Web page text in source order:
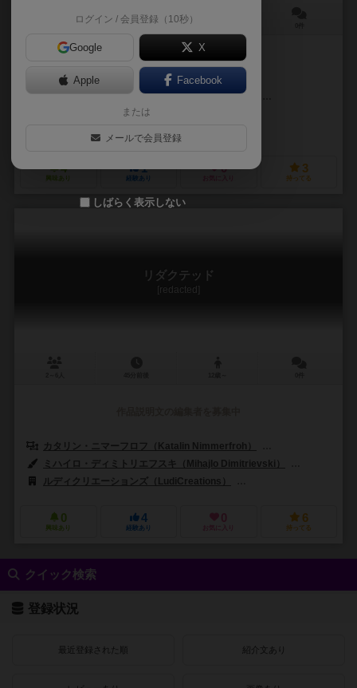
60～90分
作品説明文の編集者を募集中
カタリン・ニマーフロフ（Katalin Nimmerfroh）
サミー・ラークソ（Sami Laakso）
クラウドアイランド（Cloud Island）
4
興味あり
1
経験あり
0 3
持ってる
リダクテッド
[redacted]
カタリン・ニマーフロフ（Katalin Nimmerfroh）
ミハイロ・ディミトリエフスキ（Mihajlo Dimitrievski）
ルディクリエーションズ（LudiCreations）
0
興味あり
4
経験あり
0
お気に入り
6
持ってる
クイック検索
登録状況
最近登録された順 紹介文あり
ログイン / 会員登録（10秒）
Google X
Apple Facebook
または
メールで会員登録
しばらく表示しない